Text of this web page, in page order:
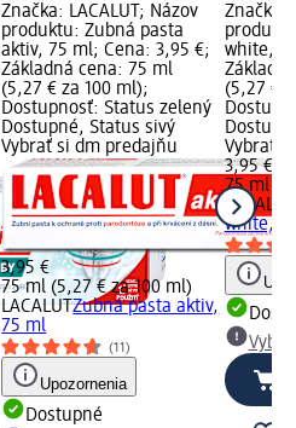
Značka: LACALUT; Názov
produktu: Zubná pasta
aktiv, 75 ml; Cena: 3,95 €;
Základná cena: 75 ml
(5,27 € za 100 ml);
Dostupnosť: Status zelený
Dostupné, Status sivý
Vybrať si dm predajňu
3,95 €
75 ml (5,27 € za 100 ml)
LACALUTZubná pasta aktiv,
75 ml
(11)
Upozornenia
Dostupné
Značka:
white,
(5,27 €
Vybrať
3,95 €
75 ml
LACALUT
white,